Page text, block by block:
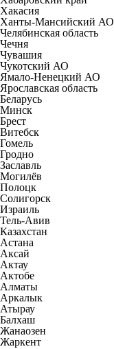
Хакасия
Ханты-Мансийский АО
Челябинская область
Чечня
Чувашия
Чукотский АО
Ямало-Ненецкий АО
Ярославская область
Беларусь
Минск
Брест
Витебск
Гомель
Гродно
Заславль
Могилёв
Полоцк
Солигорск
Израиль
Тель-Авив
Казахстан
Астана
Аксай
Актау
Актобе
Алматы
Аркалык
Атырау
Балхаш
Жанаозен
Жаркент